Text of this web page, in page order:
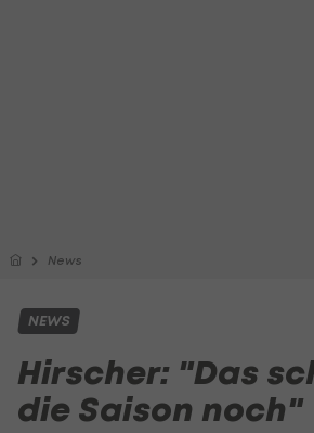
News
NEWS
Hirscher: "Das
die Saison noch"